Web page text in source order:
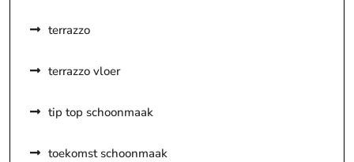
terrazzo
terrazzo vloer
tip top schoonmaak
toekomst schoonmaak